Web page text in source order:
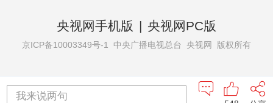
央视网手机版 | 央视网PC版
京ICP备10003349号-1 中央广播电视总台 央视网 版权所有
我来说两句